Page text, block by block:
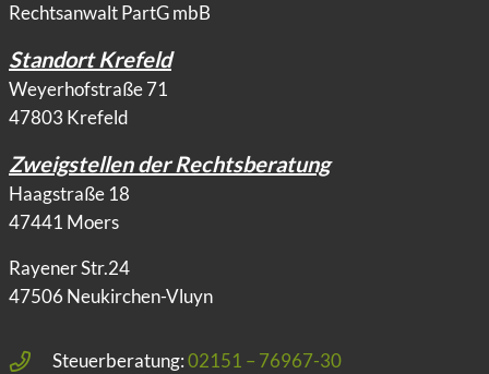
Rechtsanwalt PartG mbB
Standort Krefeld
Weyerhofstraße 71
47803 Krefeld
Zweigstellen der Rechtsberatung
Haagstraße 18
47441 Moers
Rayener Str.24
47506 Neukirchen-Vluyn
Steuerberatung:02151 – 76967-30